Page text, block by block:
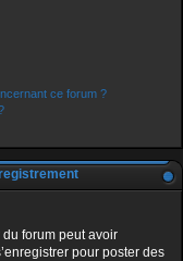
ce forum ?
forum peut avoir
pour poster des